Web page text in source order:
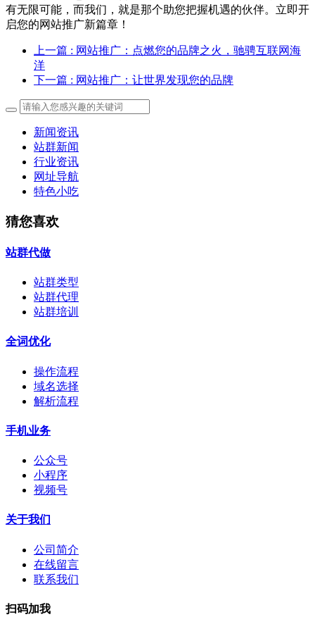
有无限可能，而我们，就是那个助您把握机遇的伙伴。立即开
启您的网站推广新篇章！
上一篇 : 网站推广：点燃您的品牌之火，驰骋互联网海
洋
下一篇 : 网站推广：让世界发现您的品牌
新闻资讯
站群新闻
行业资讯
网址导航
特色小吃
猜您喜欢
站群代做
站群类型
站群代理
站群培训
全词优化
操作流程
域名选择
解析流程
手机业务
公众号
小程序
视频号
关于我们
公司简介
在线留言
联系我们
扫码加我